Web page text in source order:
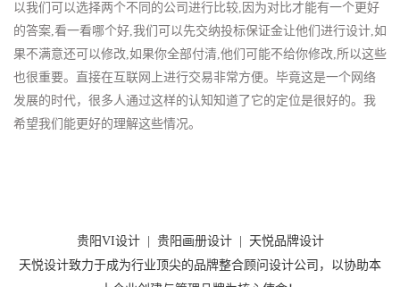
以我们可以选择两个不同的公司进行比较,因为对比才能有一个更好
的答案,看一看哪个好,我们可以先交纳投标保证金让他们进行设计,如
果不满意还可以修改,如果你全部付清,他们可能不给你修改,所以这些
也很重要。直接在互联网上进行交易非常方便。毕竟这是一个网络
发展的时代，很多人通过这样的认知知道了它的定位是很好的。我
希望我们能更好的理解这些情况。
贵阳VI设计 贵阳画册设计
天悦品牌设计
天悦设计致力于成为行业顶尖的品牌整合顾问设计公司，以协助本